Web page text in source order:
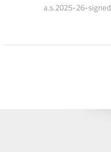
a.s.2025-26-signed